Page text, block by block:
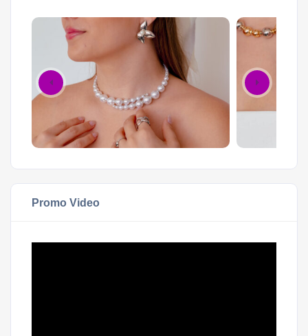
Promo Video